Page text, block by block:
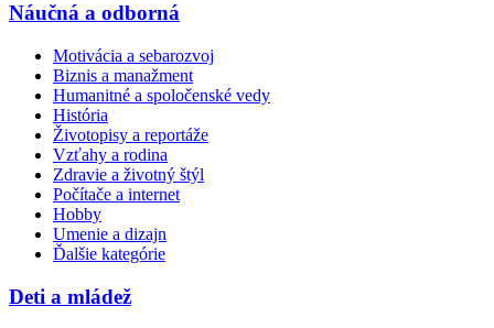
Náučná a odborná
Motivácia a sebarozvoj
Biznis a manažment
Humanitné a spoločenské vedy
História
Životopisy a reportáže
Vzťahy a rodina
Zdravie a životný štýl
Počítače a internet
Hobby
Umenie a dizajn
Ďalšie kategórie
Deti a mládež